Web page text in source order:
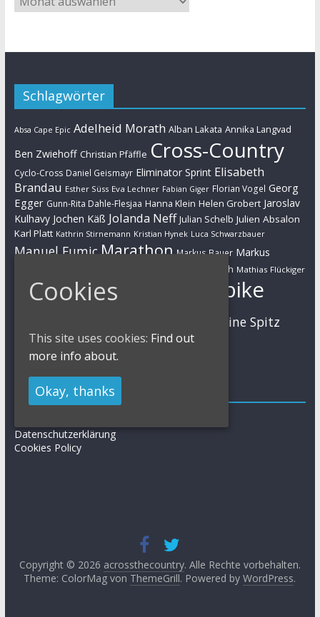
Schlagwörter
Absa Cape Epic Adelheid Morath Alban Lakata Annika Langvad
Ben Zwiehoff Christian Pfäffle Cross-Country
Cyclo-Cross Daniel Geismayr Eliminator Sprint Elisabeth
Brandau Esther Süss Eva Lechner Fabian Giger Florian Vogel Georg
Egger Gunn-Rita Dahle-Flesjaa Hanna Klein Helen Grobert Jaroslav
Kulhavy Jochen Käß Jolanda Neff Julian Schelb Julien Absalon
Karl Platt Kathrin Stirnemann Kristian Hynek Luca Schwarzbauer
Manuel FumicMarathon Markus Bauer Markus
Martin Gluth Mathias Flückiger
Max Brandl Moritz Milatz
Mountainbike
Sabine Spitz
Simon Stiebjahn UCI Urs Huber
Impressum
Datenschutzerklärung
Cookies Policy
Copyright © 2026 acrossthecountry. Alle Rechte vorbehalten.
Theme: ColorMag von ThemeGrill. Powered byWordPress.
Cookies
This site uses cookies: Find out
more info about.
Okay, thanks